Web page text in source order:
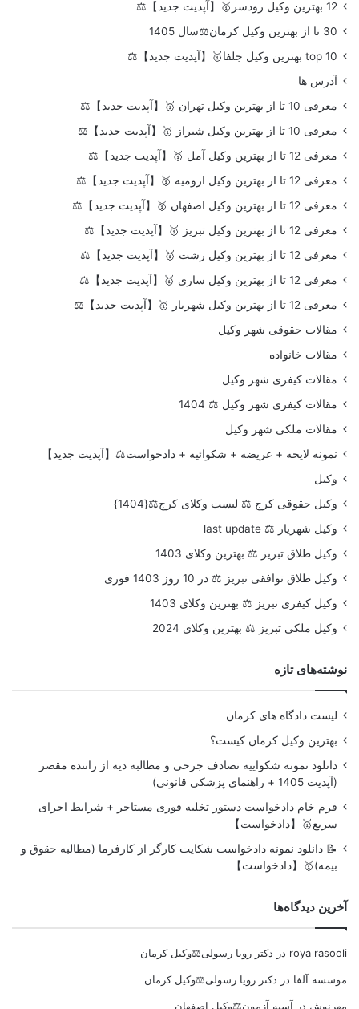
12 بهترین وکیل رودسر🥇【آپدیت جدید】⚖️
30 تا از بهترین وکیل کرمان⚖️سال 1405
top 10 بهترین وکیل جلفا🥇【آپدیت جدید】⚖️
آدرس ها
معرفی 10 تا از بهترین وکیل تهران 🥇【آپدیت جدید】⚖️
معرفی 10 تا از بهترین وکیل شیراز 🥇【آپدیت جدید】⚖️
معرفی 12 تا از بهترین وکیل آمل 🥇【آپدیت جدید】⚖️
معرفی 12 تا از بهترین وکیل ارومیه 🥇【آپدیت جدید】⚖️
معرفی 12 تا از بهترین وکیل اصفهان 🥇【آپدیت جدید】⚖️
معرفی 12 تا از بهترین وکیل تبریز 🥇【آپدیت جدید】⚖️
معرفی 12 تا از بهترین وکیل رشت 🥇【آپدیت جدید】⚖️
معرفی 12 تا از بهترین وکیل ساری 🥇【آپدیت جدید】⚖️
معرفی 12 تا از بهترین وکیل شهریار 🥇【آپدیت جدید】⚖️
مقالات حقوقی شهر وکیل
مقالات خانواده
مقالات کیفری شهر وکیل
مقالات کیفری شهر وکیل ⚖️ 1404
مقالات ملکی شهر وکیل
نمونه لایحه + عریضه + شکوائیه + دادخواست⚖️【آپدیت جدید】
وکیل
وکیل حقوقی کرج ⚖️ لیست وکلای کرج⚖️{1404}
وکیل شهریار ⚖️ last update
وکیل طلاق تبریز ⚖️ بهترین وکلای 1403
وکیل طلاق توافقی تبریز ⚖️ در 10 روز 1403 فوری
وکیل کیفری تبریز ⚖️ بهترین وکلای 1403
وکیل ملکی تبریز ⚖️ بهترین وکلای 2024
نوشته‌های تازه
لیست دادگاه های کرمان
بهترین وکیل کرمان کیست؟
دانلود نمونه شکواییه تصادف جرحی و مطالبه دیه از راننده مقصر
(آپدیت 1405 + راهنمای پزشکی قانونی)
فرم خام دادخواست دستور تخلیه فوری مستاجر + شرایط اجرای
سریع🥇【دادخواست】
📝 دانلود نمونه دادخواست شکایت کارگر از کارفرما (مطالبه حقوق و
بیمه)🥇【دادخواست】
آخرین دیدگاه‌ها
roya rasooli در دکتر رویا رسولی⚖️وکیل کرمان
موسسه آلفا در دکتر رویا رسولی⚖️وکیل کرمان
مهرنوش در آسیه آزمون⚖️وکیل اصفهان